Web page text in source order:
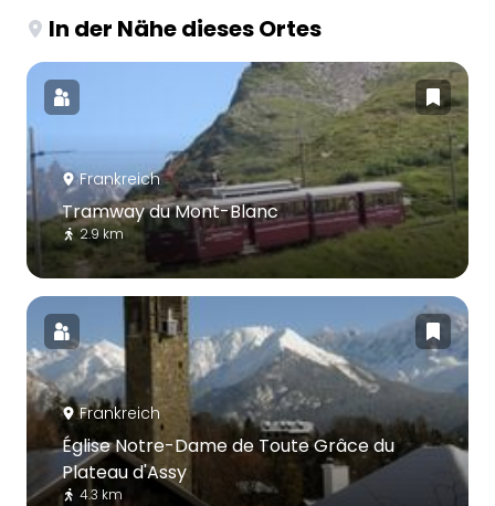
In der Nähe dieses Ortes
Frankreich
Tramway du Mont-Blanc
2.9 km
Frankreich
Église Notre-Dame de Toute Grâce du
Plateau d'Assy
4.3 km